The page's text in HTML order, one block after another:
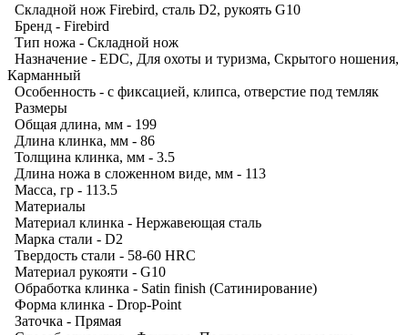
Складной нож Firebird, сталь D2, рукоять G10
Бренд - Firebird
Тип ножа - Складной нож
Назначение - EDC, Для охоты и туризма, Скрытого ношения,
Карманный
Особенность - с фиксацией, клипса, отверстие под темляк
Размеры
Общая длина, мм - 199
Длина клинка, мм - 86
Толщина клинка, мм - 3.5
Длина ножа в сложенном виде, мм - 113
Масса, гр - 113.5
Материалы
Материал клинка - Нержавеющая сталь
Марка стали - D2
Твердость стали - 58-60 HRC
Материал рукояти - G10
Обработка клинка - Satin finish (Сатинирование)
Форма клинка - Drop-Point
Заточка - Прямая